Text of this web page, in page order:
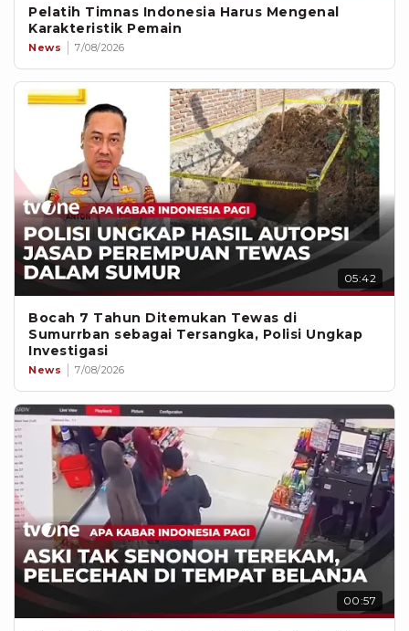
Pelatih Timnas Indonesia Harus Mengenal
Karakteristik Pemain
News 7/08/2026
05:42
Bocah 7 Tahun Ditemukan Tewas di
Sumurrban sebagai Tersangka, Polisi Ungkap
Investigasi
News 7/08/2026
00:57